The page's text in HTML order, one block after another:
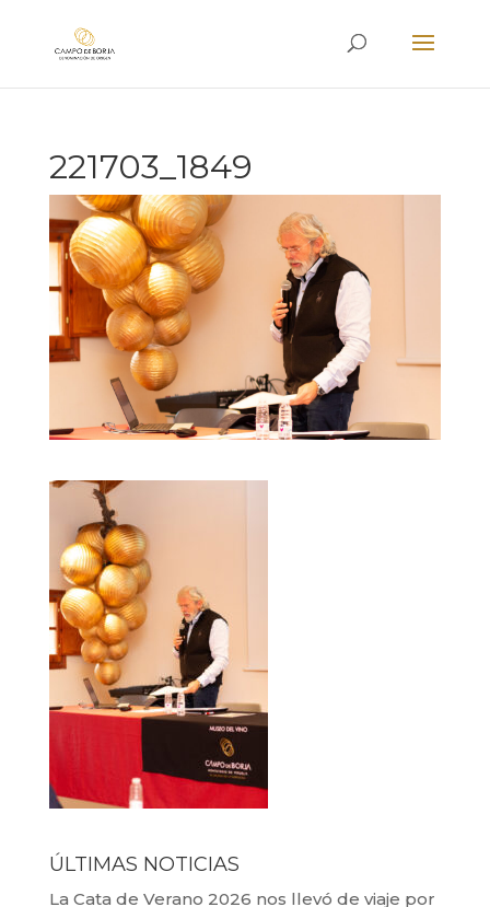
221703_1849
ÚLTIMAS NOTICIAS
La Cata de Verano 2026 nos llevó de viaje por